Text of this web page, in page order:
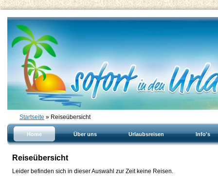
Startseite » Reiseübersicht
Home Über uns Urlaubsreisen Info's
Reiseübersicht
Leider befinden sich in dieser Auswahl zur Zeit keine Reisen.